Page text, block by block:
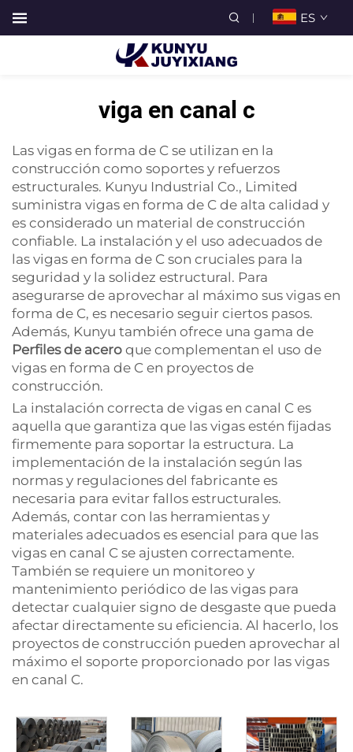
ES
viga en canal c
Las vigas en forma de C se utilizan en la
construcción como soportes y refuerzos
estructurales. Kunyu Industrial Co., Limited
suministra vigas en forma de C de alta calidad y
es considerado un material de construcción
confiable. La instalación y el uso adecuados de
las vigas en forma de C son cruciales para la
seguridad y la solidez estructural. Para
asegurarse de aprovechar al máximo sus vigas en
forma de C, es necesario seguir ciertos pasos.
Además, Kunyu también ofrece una gama de
Perfiles de acero que complementan el uso de
vigas en forma de C en proyectos de
construcción.
La instalación correcta de vigas en canal C es
aquella que garantiza que las vigas estén fijadas
firmemente para soportar la estructura. La
implementación de la instalación según las
normas y regulaciones del fabricante es
necesaria para evitar fallos estructurales.
Además, contar con las herramientas y
materiales adecuados es esencial para que las
vigas en canal C se ajusten correctamente.
También se requiere un monitoreo y
mantenimiento periódico de las vigas para
detectar cualquier signo de desgaste que pueda
afectar directamente su eficiencia. Al hacerlo, los
proyectos de construcción pueden aprovechar al
máximo el soporte proporcionado por las vigas
en canal C.